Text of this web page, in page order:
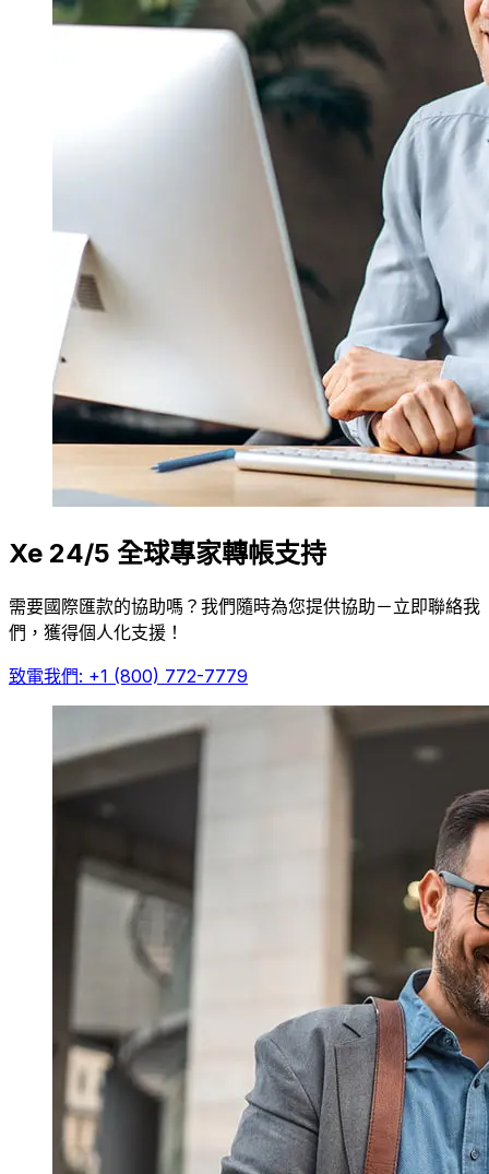
Xe 24/5 全球專家轉帳支持
需要國際匯款的協助嗎？我們隨時為您提供協助－立即聯絡我
們，獲得個人化支援！
致電我們: +1 (800) 772-7779